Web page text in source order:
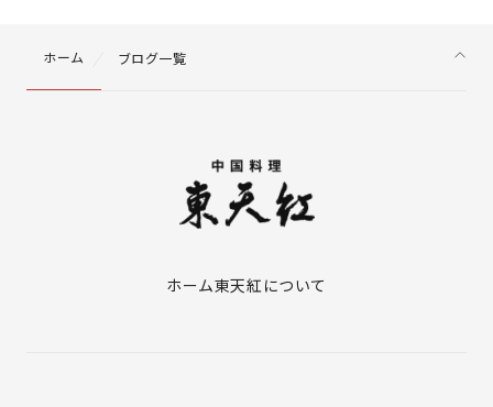
ホーム ブログ一覧
ホーム東天紅について